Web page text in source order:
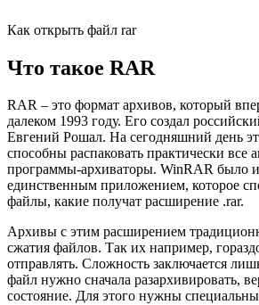
Как открыть файл rar
Что такое RAR
RAR – это формат архивов, который
далеком 1993 году. Его создал
Евгений Рошал. На сегодняшний день
способны распаковать практически все
программы-архиваторы. WinRAR было и
единственным приложением, которое
файлы, какие получат расширение .rar.
Архивы с этим расширением
сжатия файлов. Так их например,
отправлять. Сложность заключается
файл нужно сначала разархивировать,
состояние. Для этого нужны